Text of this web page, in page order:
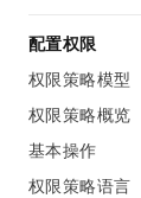
配置权限
权限策略模型
权限策略概览
基本操作
权限策略语言